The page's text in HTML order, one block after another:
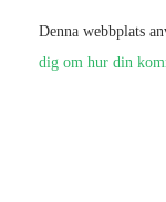
Denna webbplats
dig om hur din